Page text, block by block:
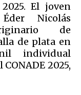
El joven
Nicolás
de
de plata en
individual
2025,